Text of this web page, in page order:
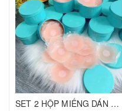
SET 2 HỘP MIẾNG DÁN NHŨ HOA XANH C25070513